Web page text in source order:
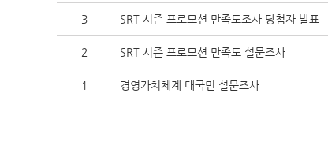
3 SRT 시즌 프로모션 만족도조사 당첨자 발표
2 SRT 시즌 프로모션 만족도 설문조사
1 경영가치체계 대국민 설문조사